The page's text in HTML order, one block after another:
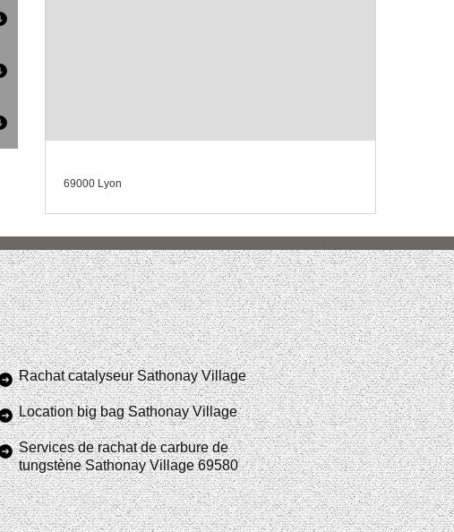
69000 Lyon
Rachat catalyseur Sathonay Village
Location big bag Sathonay Village
Services de rachat de carbure de
tungstène Sathonay Village 69580